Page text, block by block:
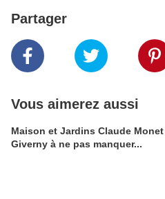
Partager
Vous aimerez aussi
Maison et Jardins Claude Monet
Giverny à ne pas manquer...